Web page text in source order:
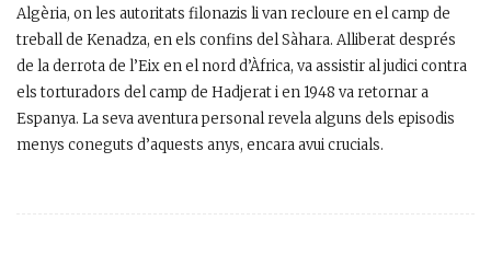
Algèria, on les autoritats filonazis li van recloure en el camp de
treball de Kenadza, en els confins del Sàhara. Alliberat després
de la derrota de l’Eix en el nord d’Àfrica, va assistir al judici contra
els torturadors del camp de Hadjerat i en 1948 va retornar a
Espanya. La seva aventura personal revela alguns dels episodis
menys coneguts d’aquests anys, encara avui crucials.